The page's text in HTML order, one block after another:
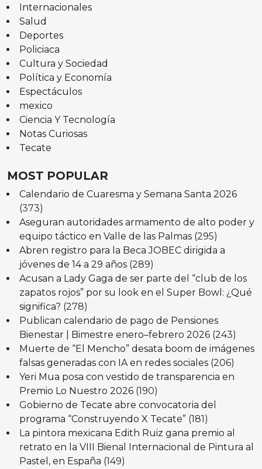
Internacionales
Salud
Deportes
Policiaca
Cultura y Sociedad
Política y Economía
Espectáculos
mexico
Ciencia Y Tecnología
Notas Curiosas
Tecate
MOST POPULAR
Calendario de Cuaresma y Semana Santa 2026
(373)
Aseguran autoridades armamento de alto poder y
equipo táctico en Valle de las Palmas (295)
Abren registro para la Beca JOBEC dirigida a
jóvenes de 14 a 29 años (289)
Acusan a Lady Gaga de ser parte del “club de los
zapatos rojos” por su look en el Super Bowl: ¿Qué
significa? (278)
Publican calendario de pago de Pensiones
Bienestar | Bimestre enero–febrero 2026 (243)
Muerte de “El Mencho” desata boom de imágenes
falsas generadas con IA en redes sociales (206)
Yeri Mua posa con vestido de transparencia en
Premio Lo Nuestro 2026 (190)
Gobierno de Tecate abre convocatoria del
programa “Construyendo X Tecate” (181)
La pintora mexicana Edith Ruiz gana premio al
retrato en la VIII Bienal Internacional de Pintura al
Pastel, en España (149)